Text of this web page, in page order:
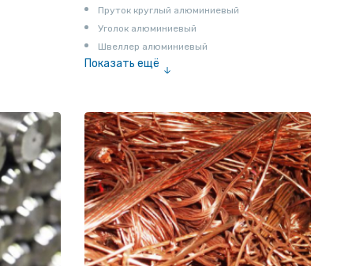
Пруток круглый алюминиевый
Уголок алюминиевый
Швеллер алюминиевый
Показать ещё
Шина электротехническая
Алюминиевая плита
Z профиль алюминиевый
Т профиль алюминиевый
Пруток квадратный алюминиевый
Полоса алюминиевая
Пруток шестигранный алюминиевый